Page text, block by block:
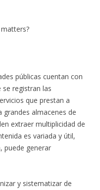
públicas cuentan con
registran las
que prestan a
grandes almacenes de
extraer multiplicidad de
es variada y útil,
puede generar
y sistematizar de